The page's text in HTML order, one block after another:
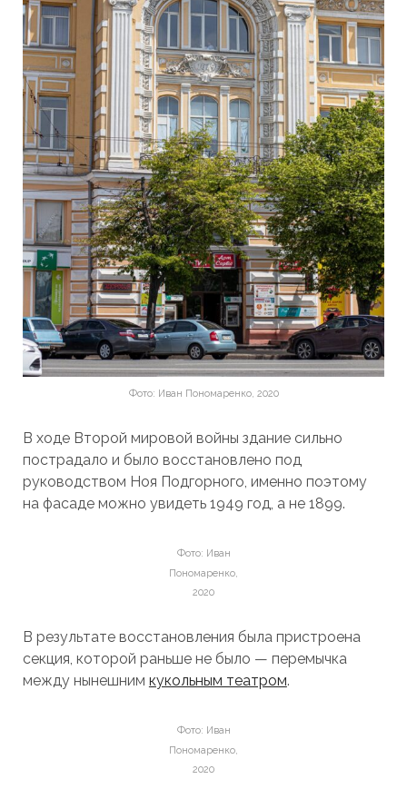
Фото: Иван Пономаренко, 2020
В ходе Второй мировой войны здание сильно
пострадало и было восстановлено под
руководством Ноя Подгорного, именно поэтому
на фасаде можно увидеть 1949 год, а не 1899.
Фото: Иван
Пономаренко,
2020
В результате восстановления была пристроена
секция, которой раньше не было — перемычка
между нынешним кукольным театром.
Фото: Иван
Пономаренко,
2020